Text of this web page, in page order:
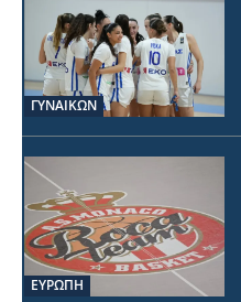
ΓΥΝΑΙΚΩΝ
ΕΥΡΩΠΗ